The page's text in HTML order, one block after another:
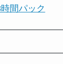
間パック